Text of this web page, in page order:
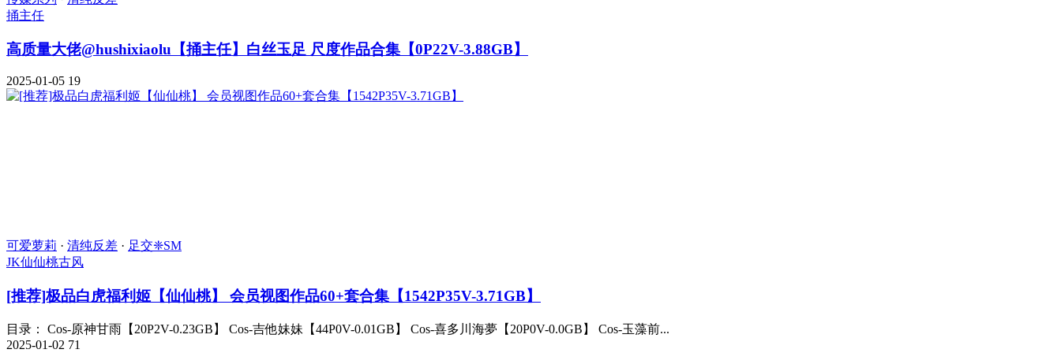
捅主任
高质量大佬@hushixiaolu【捅主任】白丝玉足 尺度作品合集【0P22V-3.88GB】
2025-01-05 19
可爱萝莉 · 清纯反差 · 足交❈SM
JK仙仙桃古风
[推荐]极品白虎福利姬【仙仙桃】 会员视图作品60+套合集【1542P35V-3.71GB】
目录： Cos-原神甘雨【20P2V-0.23GB】 Cos-吉他妹妹【44P0V-0.01GB】 Cos-喜多川海夢【20P0V-0.0GB】 Cos-玉藻前...
2025-01-02 71